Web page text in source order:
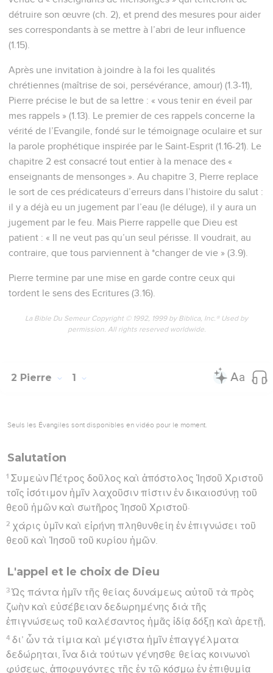
détruire son œuvre (ch. 2), et prend des mesures pour aider
ses correspondants à se mettre à l’abri de leur influence
(1.15).
Après une invitation à joindre à la foi les qualités
chrétiennes (maîtrise de soi, persévérance, amour) (1.3-11),
Pierre précise le but de sa lettre : « vous tenir en éveil par
mes rappels » (1.13). Le premier de ces rappels concerne la
vérité de l’Evangile, fondé sur le témoignage oculaire et sur
la parole prophétique inspirée par le Saint-Esprit (1.16-21). Le
chapitre 2 est consacré tout entier à la menace des «
enseignants de mensonges ». Au chapitre 3, Pierre replace
le sort de ces prédicateurs d’erreurs dans l’histoire du salut :
il y a déjà eu un jugement par l’eau (le déluge), il y aura un
jugement par le feu. Mais Pierre rappelle que Dieu est
patient : « Il ne veut pas qu’un seul périsse. Il voudrait, au
contraire, que tous parviennent à *changer de vie » (3.9).
Pierre termine par une mise en garde contre ceux qui
tordent le sens des Ecritures (3.16).
La Bible Du Semeur Copyright © 1992, 1999 by Biblica, Inc.® Used by
permission. All rights reserved worldwide.
2 Pierre 1
Seuls les Évangiles sont disponibles en vidéo pour le moment.
Salutation
1 Συμεὼν Πέτρος δοῦλος καὶ ἀπόστολος Ἰησοῦ Χριστοῦ
τοῖς ἰσότιμον ἡμῖν λαχοῦσιν πίστιν ἐν δικαιοσύνῃ τοῦ
θεοῦ ἡμῶν καὶ σωτῆρος Ἰησοῦ Χριστοῦ·
2 χάρις ὑμῖν καὶ εἰρήνη πληθυνθείη ἐν ἐπιγνώσει τοῦ
θεοῦ καὶ Ἰησοῦ τοῦ κυρίου ἡμῶν.
L'appel et le choix de Dieu
3 Ὡς πάντα ἡμῖν τῆς θείας δυνάμεως αὐτοῦ τὰ πρὸς
ζωὴν καὶ εὐσέβειαν δεδωρημένης διὰ τῆς
ἐπιγνώσεως τοῦ καλέσαντος ἡμᾶς ἰδίᾳ δόξῃ καὶ ἀρετῇ,
4 δι’ ὧν τὰ τίμια καὶ μέγιστα ἡμῖν ἐπαγγέλματα
δεδώρηται, ἵνα διὰ τούτων γένησθε θείας κοινωνοὶ
φύσεως, ἀποφυγόντες τῆς ἐν τῷ κόσμῳ ἐν ἐπιθυμίᾳ